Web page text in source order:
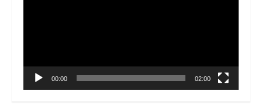
00:00 02:00